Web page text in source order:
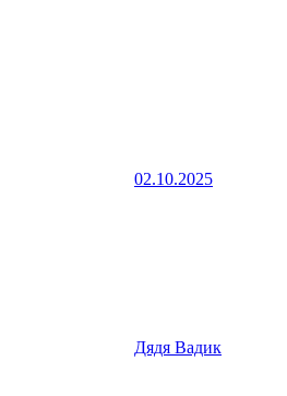
02.10.2025
Дядя Вадик